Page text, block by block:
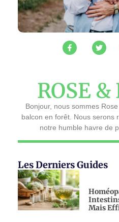
ROSE &
Bonjour, nous sommes
balcon en forêt. Nous serons
notre humble havre de
Les Derniers Guides
Mais